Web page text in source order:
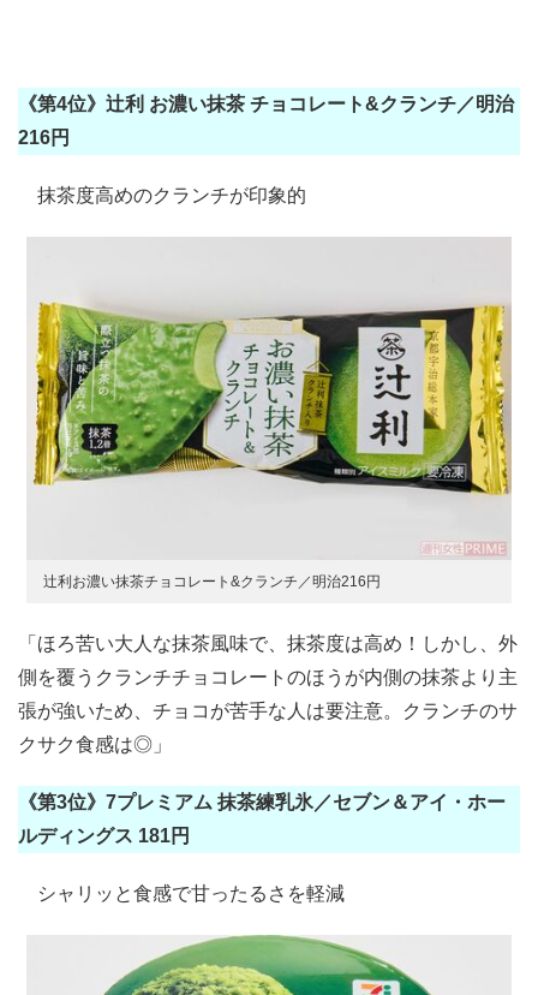
《第4位》辻利 お濃い抹茶 チョコレート&クランチ／明治
216円
抹茶度高めのクランチが印象的
辻利お濃い抹茶チョコレート&クランチ／明治216円
「ほろ苦い大人な抹茶風味で、抹茶度は高め！しかし、外
側を覆うクランチチョコレートのほうが内側の抹茶より主
張が強いため、チョコが苦手な人は要注意。クランチのサ
クサク食感は◎」
《第3位》7プレミアム 抹茶練乳氷／セブン＆アイ・ホー
ルディングス 181円
シャリッと食感で甘ったるさを軽減